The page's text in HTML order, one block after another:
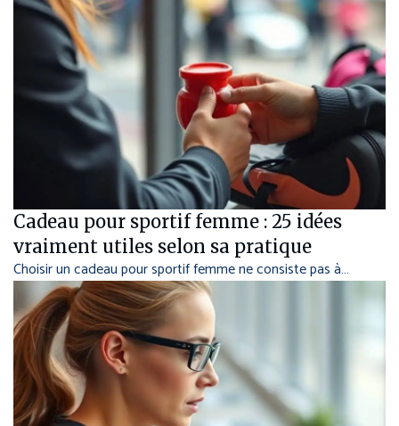
Cadeau pour sportif femme : 25 idées
vraiment utiles selon sa pratique
Choisir un cadeau pour sportif femme ne consiste pas à…